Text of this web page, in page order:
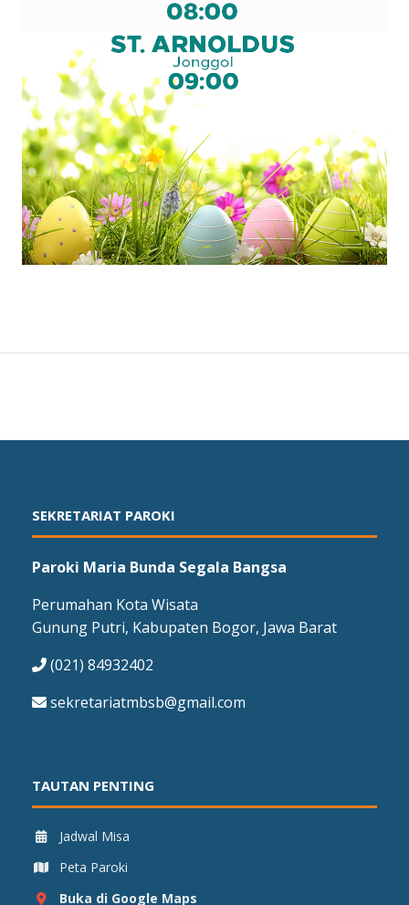
SEKRETARIAT PAROKI
Paroki Maria Bunda Segala Bangsa
Perumahan Kota Wisata
Gunung Putri, Kabupaten Bogor, Jawa Barat
(021) 84932402
sekretariatmbsb@gmail.com
TAUTAN PENTING
Jadwal Misa
Peta Paroki
Buka di Google Maps